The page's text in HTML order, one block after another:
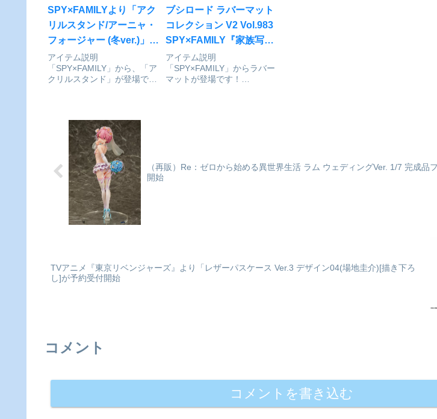
SPY×FAMILYより「アク
リルスタンド/アーニャ・
フォージャー (冬ver.)」が
予約受付開始
アイテム説明
「SPY×FAMILY」から、「ア
クリルスタンド」が登場で
了承ください。
SPY×FAMILY_アクリルスタ
ンド/アーニャ・フォージャー
(冬ver.)...
ブシロード ラバーマット
コレクション V2 Vol.983
SPY×FAMILY『家族写
真』[ブシロード]が予約受
付開始
アイテム説明
「SPY×FAMILY」からラバー
マットが登場です！
（再販）Re：ゼロから始める異世界生活 ラム ウェディングVer. 1/7 完成品
開始
TVアニメ『東京リベンジャーズ』より「レザーパスケース Ver.3 デザイン04(場地圭介)[描き下ろ
し]が予約受付開始
コメント
コメントを書き込む